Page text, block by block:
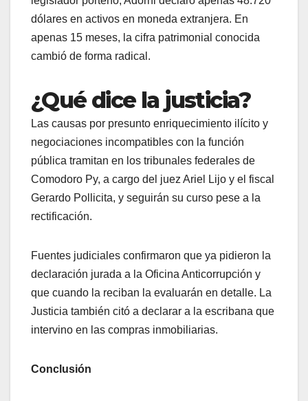
dólares en activos en moneda extranjera. En
apenas 15 meses, la cifra patrimonial conocida
cambió de forma radical.
¿Qué dice la justicia?
Las causas por presunto enriquecimiento ilícito y
negociaciones incompatibles con la función
pública tramitan en los tribunales federales de
Comodoro Py, a cargo del juez Ariel Lijo y el fiscal
Gerardo Pollicita, y seguirán su curso pese a la
rectificación.
Fuentes judiciales confirmaron que ya pidieron la
declaración jurada a la Oficina Anticorrupción y
que cuando la reciban la evaluarán en detalle. La
Justicia también citó a declarar a la escribana que
intervino en las compras inmobiliarias.
Conclusión